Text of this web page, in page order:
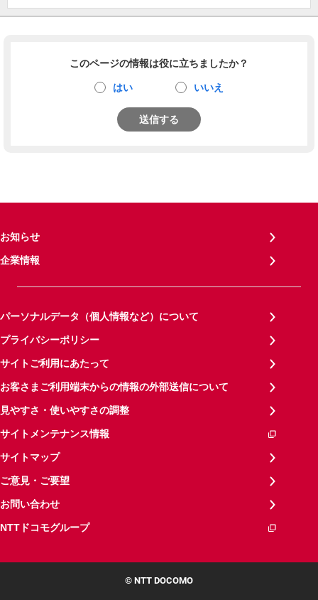
このページの情報は役に立ちましたか？
はい いいえ
送信する
お知らせ
企業情報
パーソナルデータ（個人情報など）について
プライバシーポリシー
サイトご利用にあたって
お客さまご利用端末からの情報の外部送信について
見やすさ・使いやすさの調整
サイトメンテナンス情報
サイトマップ
ご意見・ご要望
お問い合わせ
NTTドコモグループ
© NTT DOCOMO